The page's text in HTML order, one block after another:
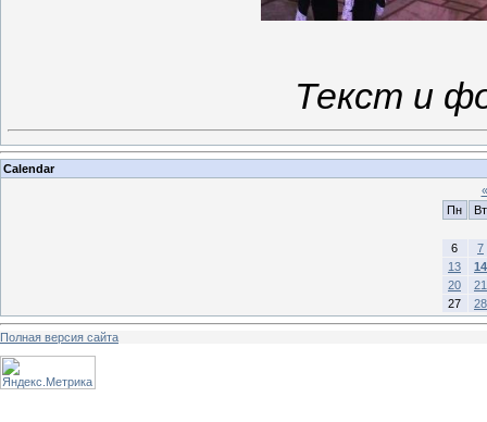
Текст и
Calendar
«
Пн
Вт
6
7
13
14
20
21
27
28
Полная версия сайта